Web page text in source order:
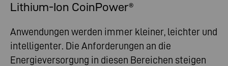
Lithium-Ion CoinPower®
Anwendungen werden immer kleiner, leichter und
intelligenter. Die Anforderungen an die
Energieversorgung in diesen Bereichen steigen